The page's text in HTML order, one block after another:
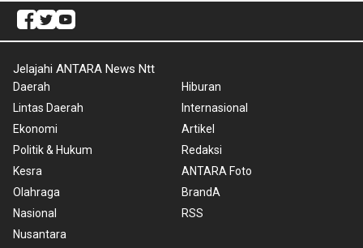
Jelajahi ANTARA News Ntt
Daerah
Lintas Daerah
Ekonomi
Politik & Hukum
Kesra
Olahraga
Nasional
Nusantara
Hiburan
Internasional
Artikel
Redaksi
ANTARA Foto
BrandA
RSS